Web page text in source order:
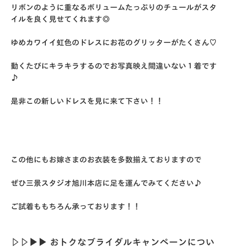
リボンのように重なるボリュームたっぷりのチュールがスタ
イルを良く見せてくれます◎
ゆめカワイイ虹色のドレスにお花のグリッターがたくさん♡
動くたびにキラキラするのでお写真映え間違いない１着です
♪
是非この新しいドレスを見に来て下さい！！
この他にもお嫁さまのお衣装を多数揃えておりますので
ぜひ三景スタジオ旭川本店に足を運んでみてください♪
ご試着ももちろん承っております！！
▷▷▶︎▶︎ おトクなブライダルキャンペーンについ